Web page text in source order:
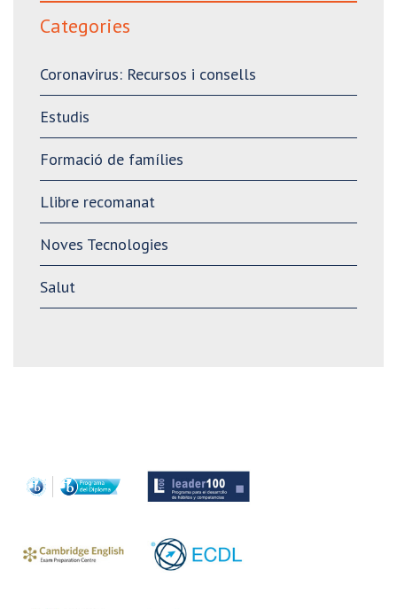
Categories
Coronavirus: Recursos i consells
Estudis
Formació de famílies
Llibre recomanat
Noves Tecnologies
Salut